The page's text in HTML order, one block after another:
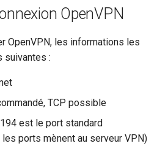
OpenVPN
OpenVPN, les informations les
suivantes :
TCP possible
est le port standard
ports mènent au serveur VPN)